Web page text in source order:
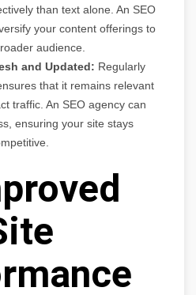
than text alone. An SEO
your content offerings to
audience.
and Updated: Regularly
that it remains relevant
traffic. An SEO agency can
ensuring your site stays